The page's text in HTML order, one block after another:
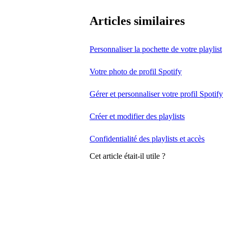
Articles similaires
Personnaliser la pochette de votre playlist
Votre photo de profil Spotify
Gérer et personnaliser votre profil Spotify
Créer et modifier des playlists
Confidentialité des playlists et accès
Cet article était-il utile ?